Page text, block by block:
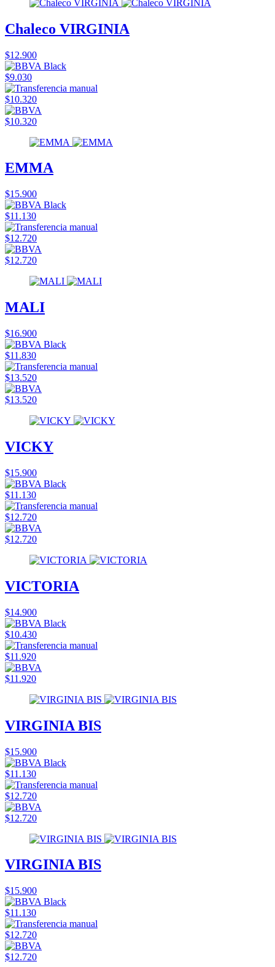
Chaleco VIRGINIA
$12.900
$9.030
$10.320
$10.320
EMMA
$15.900
$11.130
$12.720
$12.720
MALI
$16.900
$11.830
$13.520
$13.520
VICKY
$15.900
$11.130
$12.720
$12.720
VICTORIA
$14.900
$10.430
$11.920
$11.920
VIRGINIA BIS
$15.900
$11.130
$12.720
$12.720
VIRGINIA BIS
$15.900
$11.130
$12.720
$12.720